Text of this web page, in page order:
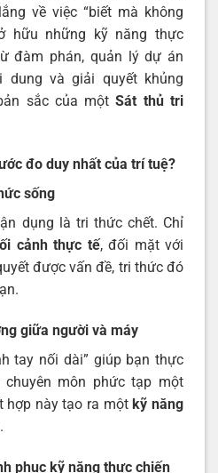
về việc “biết mà không
hữu những kỹ năng thực
đàm phán, quản lý dự án
dung và giải quyết khủng
sắc của mộtSát thủ tri
đo duy nhất của trí tuệ?
sống
dụng là tri thức chết. Chỉ
cảnh thực tế, đối mặt với
được vấn đề, tri thức đó
giữa người và máy
tay nối dài” giúp bạn thực
chuyên môn phức tạp một
hợp này tạo ra mộtkỹ năng
phục kỹ năng thực chiến